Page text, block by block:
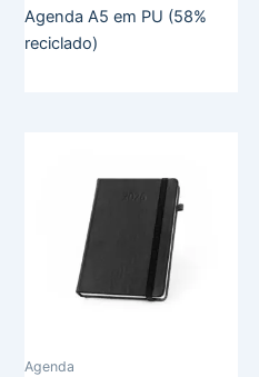
Agenda A5 em PU (58%
reciclado)
Agenda